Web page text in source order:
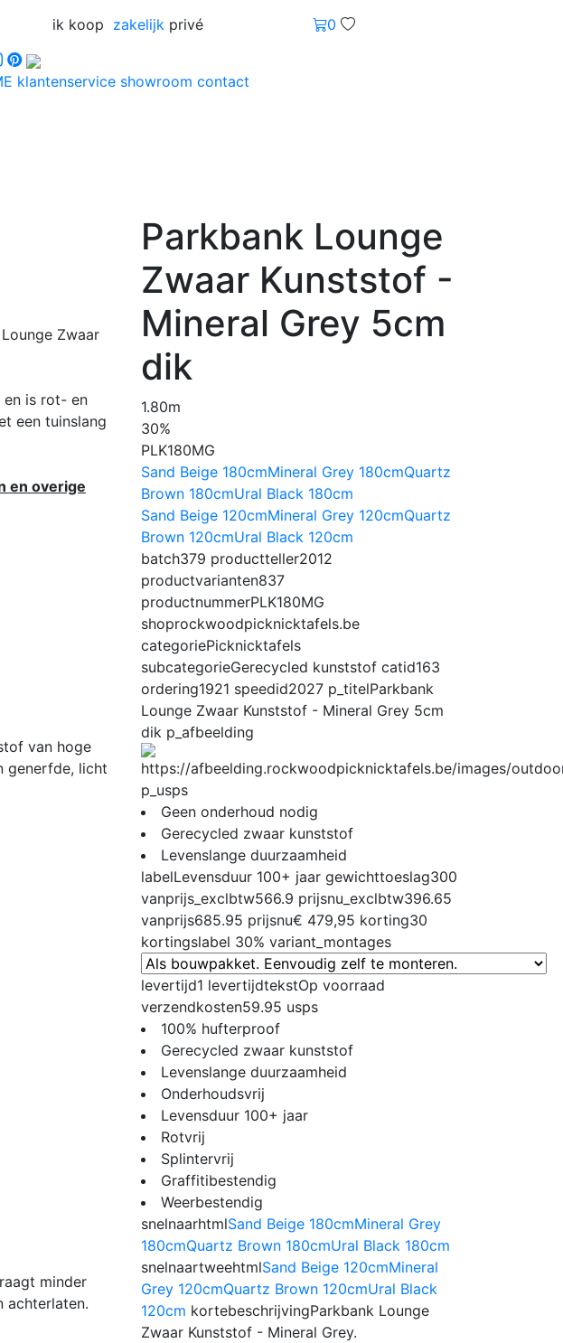
ik koop zakelijk privé
0
klantenservice showroom contact
Zwaar
en is rot- en
een tuinslang
en overige
van hoge
generfde, licht
minder
achterlaten.
Parkbank Lounge
Zwaar Kunststof -
Mineral Grey 5cm
dik
1.80m
30%
PLK180MG
Sand Beige 180cmMineral Grey 180cmQuartz
Brown 180cmUral Black 180cm
Sand Beige 120cmMineral Grey 120cmQuartz
Brown 120cmUral Black 120cm
batch379 productteller2012
productvarianten837
productnummerPLK180MG
shoprockwoodpicknicktafels.be
categoriePicknicktafels
subcategorieGerecycled kunststof catid163
ordering1921 speedid2027 p_titelParkbank
Lounge Zwaar Kunststof - Mineral Grey 5cm
dik p_afbeelding
p_usps
Geen onderhoud nodig
Gerecycled zwaar kunststof
Levenslange duurzaamheid
labelLevensduur 100+ jaar gewichttoeslag300
vanprijs_exclbtw566.9 prijsnu_exclbtw396.65
vanprijs685.95 prijsnu€ 479,95 korting30
kortingslabel 30% variant_montages
levertijd1 levertijdtekstOp voorraad
verzendkosten59.95 usps
100% hufterproof
Gerecycled zwaar kunststof
Levenslange duurzaamheid
Onderhoudsvrij
Levensduur 100+ jaar
Rotvrij
Splintervrij
Graffitibestendig
Weerbestendig
snelnaarhtmlSand Beige 180cmMineral Grey
180cmQuartz Brown 180cmUral Black 180cm
snelnaartweehtmlSand Beige 120cmMineral
Grey 120cmQuartz Brown 120cmUral Black
120cm kortebeschrijvingParkbank Lounge
Zwaar Kunststof - Mineral Grey.